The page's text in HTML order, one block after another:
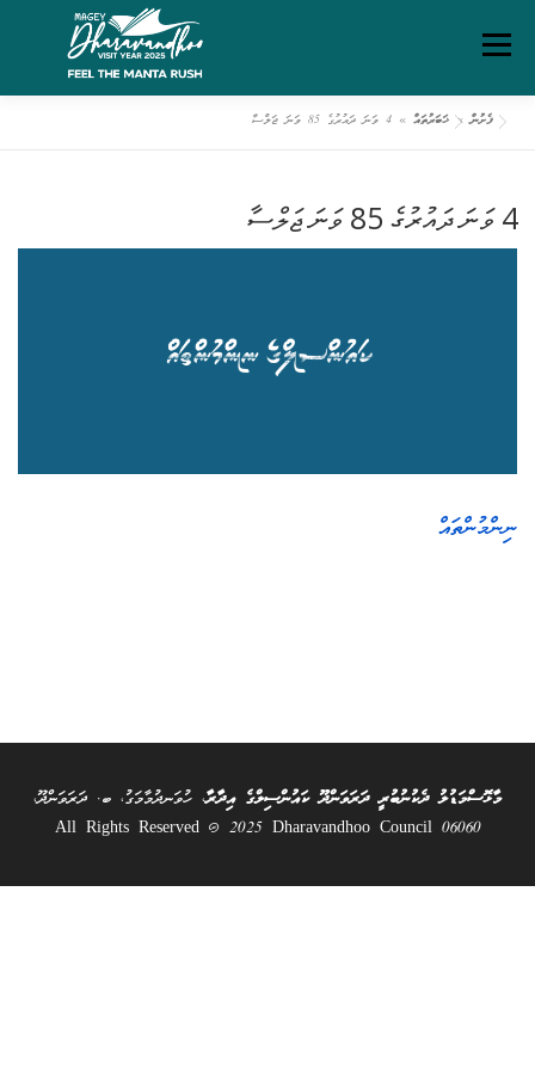
content
Menu
ޑައުންލޯޑްސް ރިޕޯޓްތައް ފެށުން
ފެށުން» ޚަބަރުތައް » 4 ވަނަ ދައުރުގެ 85 ވަނަ ޖަލްސާ
4 ވަނަ ދައުރުގެ 85 ވަނަ ޖަލްސާ
ނިންމުންތައް
މާޅޮސްމަޑުލު ދެކުނުބުރީ ދަރަވަންދޫ ކައުންސިލްގެ އިދާރާ، ހުވަނދުމާމަގު، ބ. ދަރަވަންދޫ،
06060 All Rights Reserved @ 2025 Dharavandhoo Council